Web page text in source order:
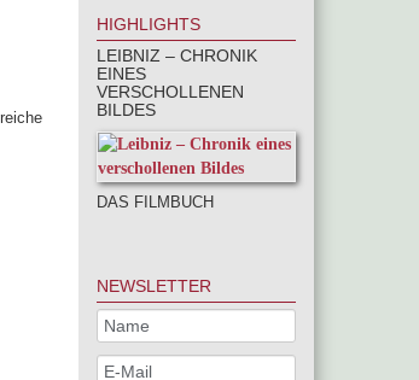
HIGHLIGHTS
LEIBNIZ – CHRONIK
EINES
VERSCHOLLENEN
BILDES
DAS FILMBUCH
NEWSLETTER